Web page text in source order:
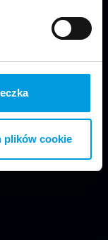
plików cookie